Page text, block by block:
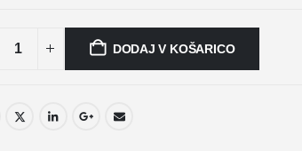
DODAJ V KOŠARICO